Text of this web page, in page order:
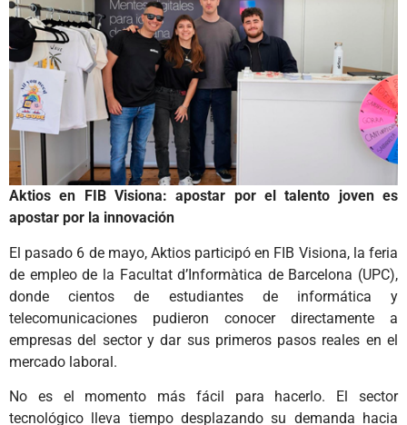
Aktios en FIB Visiona: apostar por el talento joven es
apostar por la innovación
El pasado 6 de mayo, Aktios participó en FIB Visiona, la feria
de empleo de la Facultat d’Informàtica de Barcelona (UPC),
donde cientos de estudiantes de informática y
telecomunicaciones pudieron conocer directamente a
empresas del sector y dar sus primeros pasos reales en el
mercado laboral.
No es el momento más fácil para hacerlo. El sector
tecnológico lleva tiempo desplazando su demanda hacia